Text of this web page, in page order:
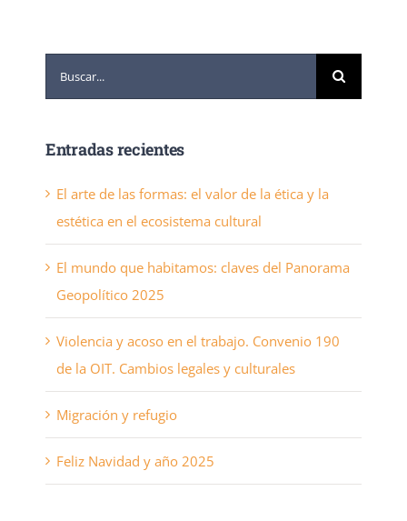
Entradas recientes
El arte de las formas: el valor de la ética y la
estética en el ecosistema cultural
El mundo que habitamos: claves del Panorama
Geopolítico 2025
Violencia y acoso en el trabajo. Convenio 190
de la OIT. Cambios legales y culturales
Migración y refugio
Feliz Navidad y año 2025